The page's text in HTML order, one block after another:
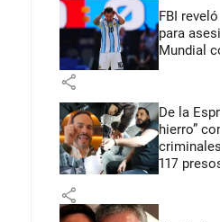
FBI
para
Mundial
share
De la
hierro”
117
share